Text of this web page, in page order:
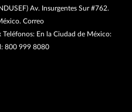
Av. Insurgentes Sur #762.
Correo
En la Ciudad de México:
800 999 8080